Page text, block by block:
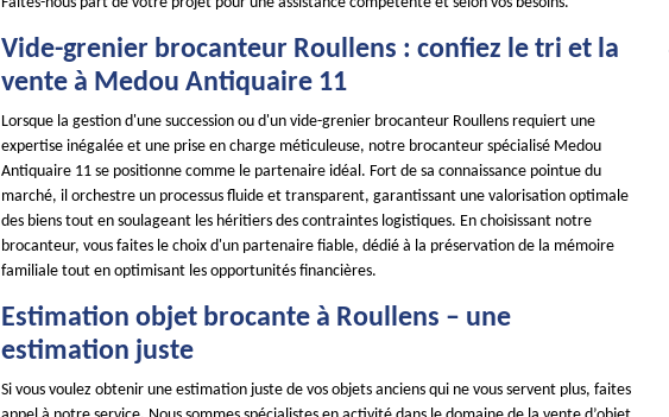
Vide-grenier brocanteur Roullens : confiez le tri et la
vente à Medou Antiquaire 11
Lorsque la gestion d'une succession ou d'un vide-grenier brocanteur Roullens requiert une
expertise inégalée et une prise en charge méticuleuse, notre brocanteur spécialisé Medou
Antiquaire 11 se positionne comme le partenaire idéal. Fort de sa connaissance pointue du
marché, il orchestre un processus fluide et transparent, garantissant une valorisation optimale
des biens tout en soulageant les héritiers des contraintes logistiques. En choisissant notre
brocanteur, vous faites le choix d'un partenaire fiable, dédié à la préservation de la mémoire
familiale tout en optimisant les opportunités financières.
Estimation objet brocante à Roullens – une
estimation juste
Si vous voulez obtenir une estimation juste de vos objets anciens qui ne vous servent plus, faites